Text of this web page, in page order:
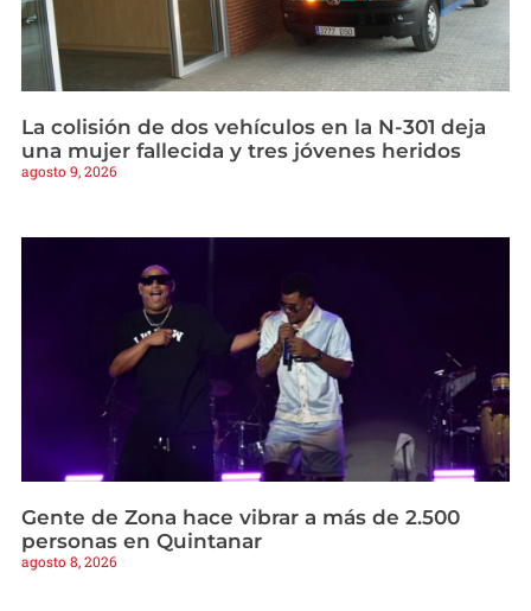
La colisión de dos vehículos en la N-301 deja
una mujer fallecida y tres jóvenes heridos
agosto 9, 2026
Gente de Zona hace vibrar a más de 2.500
personas en Quintanar
agosto 8, 2026